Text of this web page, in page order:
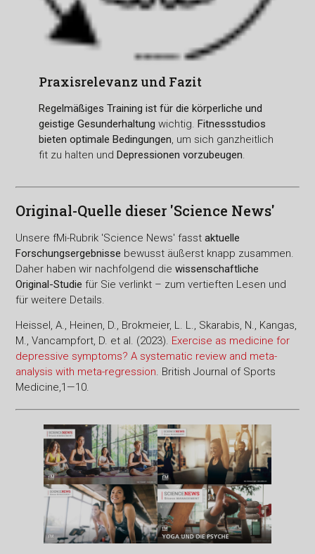
Praxisrelevanz und Fazit
Regelmäßiges Training ist für die körperliche und
geistige Gesunderhaltung wichtig. Fitnessstudios
bieten optimale Bedingungen , um sich ganzheitlich
fit zu halten und Depressionen vorzubeugen
Original-Quelle dieser 'Science News'
Unsere fMi-Rubrik 'Science News' fasstaktuelle
Forschungsergebnisse bewusst äußerst knapp zusammen.
Daher haben wir nachfolgend diewissenschaftliche
Original-Studie für Sie verlinkt – zum vertieften Lesen und
für weitere Details.
Heissel, A., Heinen, D., Brokmeier, L. L., Skarabis, N., Kangas,
M., Vancampfort, D. et al. (2023). Exercise as medicine for
depressive symptoms? A systematic review and meta-
analysis with meta-regression. British Journal of Sports
Medicine,1—10.